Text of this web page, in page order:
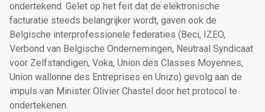
ondertekend. Gelet op het feit dat de elektronische
facturatie steeds belangrijker wordt, gaven ook de
Belgische interprofessionele federaties (Beci, IZEO,
Verbond van Belgische Ondernemingen, Neutraal Syndicaat
voor Zelfstandigen, Voka, Union des Classes Moyennes,
Union wallonne des Entreprises en Unizo) gevolg aan de
impuls van Minister Olivier Chastel door het protocol te
ondertekenen.